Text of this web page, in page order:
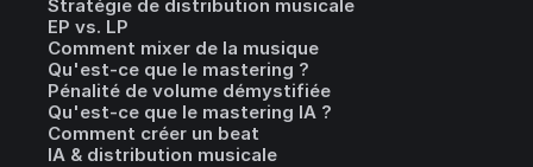
Stratégie de distribution musicale
EP vs. LP
Comment mixer de la musique
Qu'est-ce que le mastering ?
Pénalité de volume démystifiée
Qu'est-ce que le mastering IA ?
Comment créer un beat
IA & distribution musicale